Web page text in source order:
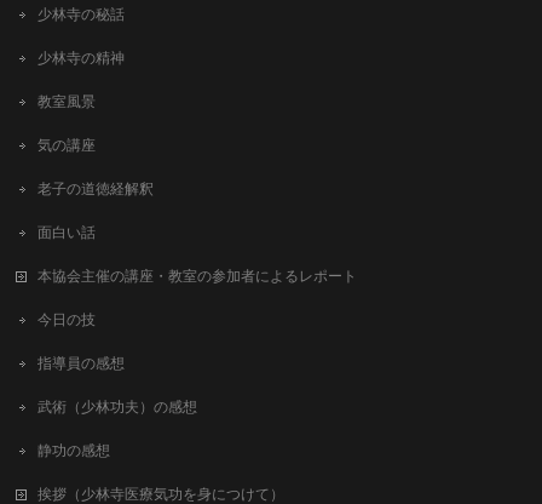
少林寺の秘話
少林寺の精神
教室風景
気の講座
老子の道徳経解釈
面白い話
本協会主催の講座・教室の参加者によるレポート
今日の技
指導員の感想
武術（少林功夫）の感想
静功の感想
挨拶（少林寺医療気功を身につけて）